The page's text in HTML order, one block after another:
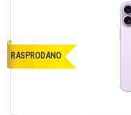
RASPRODANO